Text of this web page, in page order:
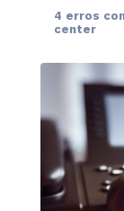
4 erros
center